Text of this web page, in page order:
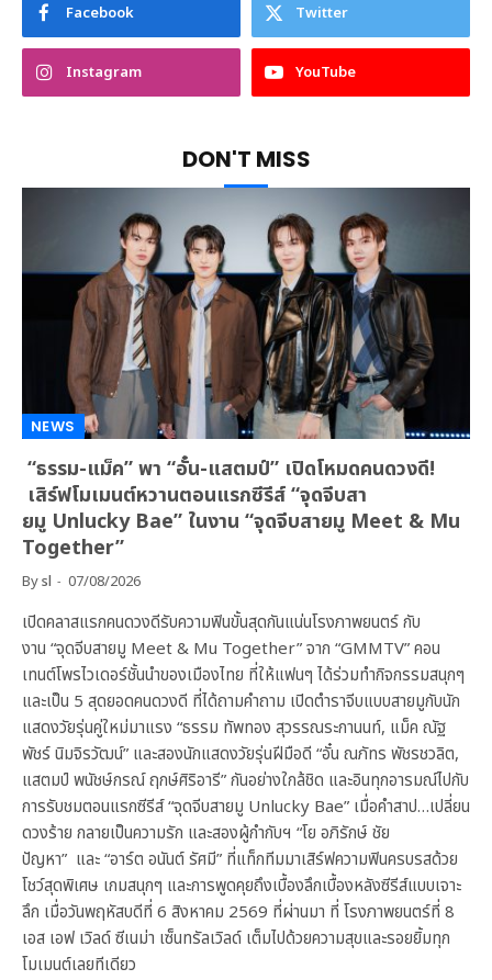
Facebook Twitter
Instagram YouTube
DON'T MISS
NEWS
“ธรรม-แม็ค” พา “อั๋น-แสตมป์” เปิดโหมดคนดวงดี!
เสิร์ฟโมเมนต์หวานตอนแรกซีรีส์ “จุดจีบสา
ยมู Unlucky Bae” ในงาน “จุดจีบสายมู Meet & Mu
Together”
Bysl 07/08/2026
เปิดคลาสแรกคนดวงดีรับความฟินขั้นสุดกันแน่นโรงภาพยนตร์ กับ
งาน “จุดจีบสายมู Meet & Mu Together” จาก “GMMTV” คอน
เทนต์โพรไวเดอร์ชั้นนำของเมืองไทย ที่ให้แฟนๆ ได้ร่วมทำกิจกรรมสนุกๆ
และเป็น 5 สุดยอดคนดวงดี ที่ได้ถามคำถาม เปิดตำราจีบแบบสายมูกับนัก
แสดงวัยรุ่นคู่ใหม่มาแรง “ธรรม ทัพทอง สุวรรณระกานนท์, แม็ค ณัฐ
พัชร์ นิมจิรวัฒน์” และสองนักแสดงวัยรุ่นฝีมือดี “อั๋น ณภัทร พัชรชวลิต,
แสตมป์ พนัชษ์กรณ์ ฤกษ์ศิริอารี” กันอย่างใกล้ชิด และอินทุกอารมณ์ไปกับ
การรับชมตอนแรกซีรีส์ “จุดจีบสายมู Unlucky Bae” เมื่อคำสาป…เปลี่ยน
ดวงร้าย กลายเป็นความรัก และสองผู้กำกับฯ “โย อภิรักษ์ ชัย
ปัญหา” และ “อาร์ต อนันต์ รัศมี” ที่แท็กทีมมาเสิร์ฟความฟินครบรสด้วย
โชว์สุดพิเศษ เกมสนุกๆ และการพูดคุยถึงเบื้องลึกเบื้องหลังซีรีส์แบบเจาะ
ลึก เมื่อวันพฤหัสบดีที่ 6 สิงหาคม 2569 ที่ผ่านมา ที่ โรงภาพยนตร์ที่ 8
เอส เอฟ เวิลด์ ซีเนม่า เซ็นทรัลเวิลด์ เต็มไปด้วยความสุขและรอยยิ้มทุก
โมเมนต์เลยทีเดียว